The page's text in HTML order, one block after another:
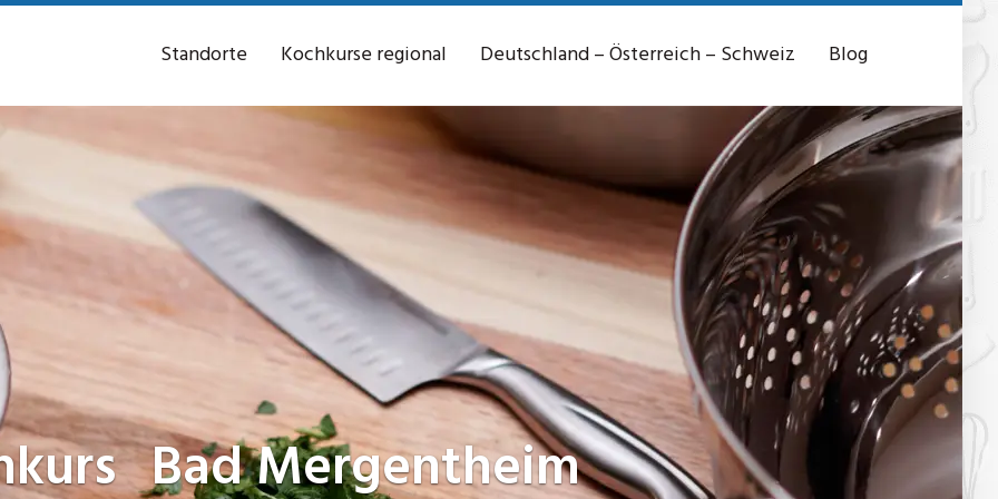
Standorte Kochkurse regional Deutschland – Österreich – Schweiz Blog
Bad Mergentheim